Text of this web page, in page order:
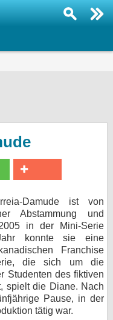
Damude ist von
Abstammung und
in der Mini-Serie
konnte sie eine
Franchise
die sich um die
Studenten des fiktiven
spielt die Diane. Nach
Pause, in der
tätig war.